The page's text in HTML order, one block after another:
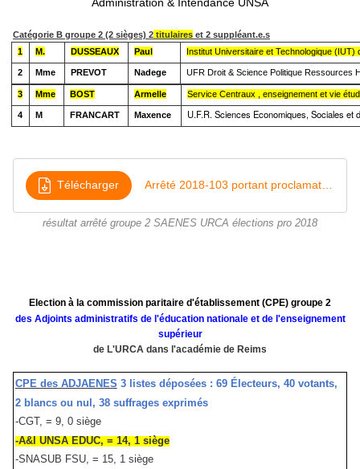
Catégorie B groupe 2 (2 sièges) 2 titulaires et 2 suppléant.e.s
1
M. DUSSEAUX Paul Institut Universitaire et Technologique (IUT)
2 Mme PREVOT Nadege UFR Droit & Science Politique Ressources
3 Mme BOST Armelle Service Centraux , enseignement et vie
4 M FRANCART Maxence U.F.R. Sciences Economiques, Sociales et
Télécharger Arrêté 2018-103 portant proclamation des résultats CPE SAENES groupe 2
résultat arrêté groupe 2 SAENES URCA élections pro 2018
Election à la commission paritaire d'établissement (CPE) groupe 2
des Adjoints administratifs de l'éducation nationale et de l'enseignement
supérieur
de L'URCA dans l'académie de Reims
CPE des ADJAENES 3 listes déposées : 69 Électeurs, 40 votants,
2 blancs ou nul, 38 suffrages exprimés
-CGT, = 9, 0 siège
-A&I UNSA EDUC, = 14, 1 siège
-SNASUB FSU, = 15, 1 siège